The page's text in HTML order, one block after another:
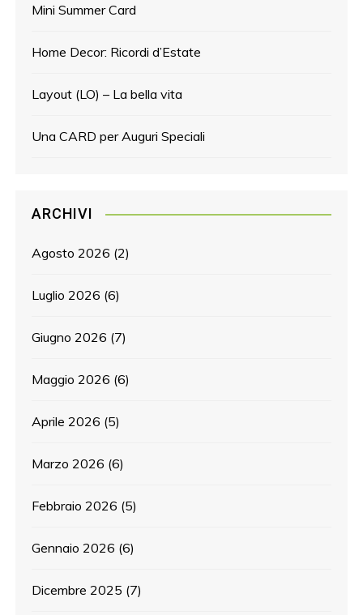
Mini Summer Card
Home Decor: Ricordi d’Estate
Layout (LO) – La bella vita
Una CARD per Auguri Speciali
ARCHIVI
Agosto 2026 (2)
Luglio 2026 (6)
Giugno 2026 (7)
Maggio 2026 (6)
Aprile 2026 (5)
Marzo 2026 (6)
Febbraio 2026 (5)
Gennaio 2026 (6)
Dicembre 2025 (7)